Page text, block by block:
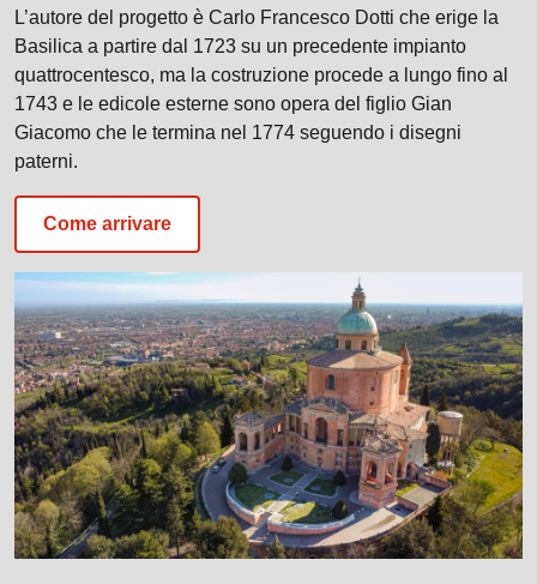
L’autore del progetto è Carlo Francesco Dotti che erige la
Basilica a partire dal 1723 su un precedente impianto
quattrocentesco, ma la costruzione procede a lungo fino al
1743 e le edicole esterne sono opera del figlio Gian
Giacomo che le termina nel 1774 seguendo i disegni
paterni.
Come arrivare